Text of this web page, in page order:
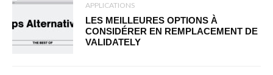
APPLICATIONS
LES MEILLEURES OPTIONS À
CONSIDÉRER EN REMPLACEMENT DE
VALIDATELY